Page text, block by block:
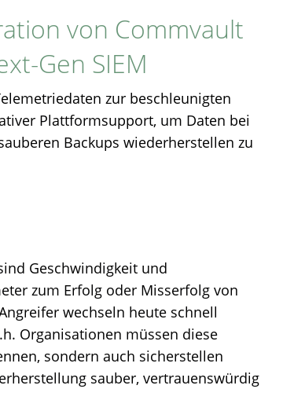
von Commvault
Gen SIEM
zur beschleunigten
Plattformsupport, um Daten bei
Backups wiederherstellen zu
Geschwindigkeit und
zum Erfolg oder Misserfolg von
wechseln heute schnell
Organisationen müssen diese
sondern auch sicherstellen
sauber, vertrauenswürdig